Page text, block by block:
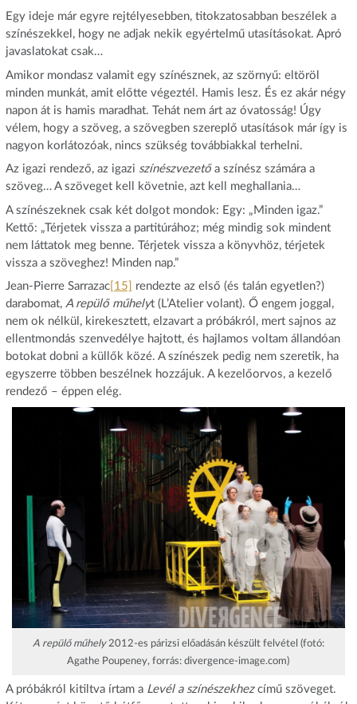
Egy ideje már egyre rejtélyesebben, titokzatosabban beszélek a
színészekkel, hogy ne adjak nekik egyértelmű utasításokat. Apró
javaslatokat csak…
Amikor mondasz valamit egy színésznek, az szörnyű: eltöröl
minden munkát, amit előtte végeztél. Hamis lesz. És ez akár négy
napon át is hamis maradhat. Tehát nem árt az óvatosság! Úgy
vélem, hogy a szöveg, a szövegben szereplő utasítások már így is
nagyon korlátozóak, nincs szükség továbbiakkal terhelni.
Az igazi rendező, az igazi színészvezetőa színész számára a
szöveg… A szöveget kell követnie, azt kell meghallania…
A színészeknek csak két dolgot mondok: Egy: „Minden igaz.”
Kettő: „Térjetek vissza a partitúrához; még mindig sok mindent
nem láttatok meg benne. Térjetek vissza a könyvhöz, térjetek
vissza a szöveghez! Minden nap.”
Jean-Pierre Sarrazac[15]
rendezte az első (és talán egyetlen?)
darabomat, A repülő műhelyt (L’Atelier volant). Ő engem joggal,
nem ok nélkül, kirekesztett, elzavart a próbákról, mert sajnos az
ellentmondás szenvedélye hajtott, és hajlamos voltam állandóan
botokat dobni a küllők közé. A színészek pedig nem szeretik, ha
egyszerre többen beszélnek hozzájuk. A kezelőorvos, a kezelő
rendező – éppen elég.
A repülő műhely2012-es párizsi előadásán készült felvétel (fotó:
Agathe Poupeney, forrás: divergence-image.com)
A próbákról kitiltva írtam a Levél a színészekhezcímű szöveget.